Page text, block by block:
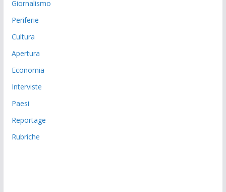
Giornalismo
Periferie
Cultura
Apertura
Economia
Interviste
Paesi
Reportage
Rubriche